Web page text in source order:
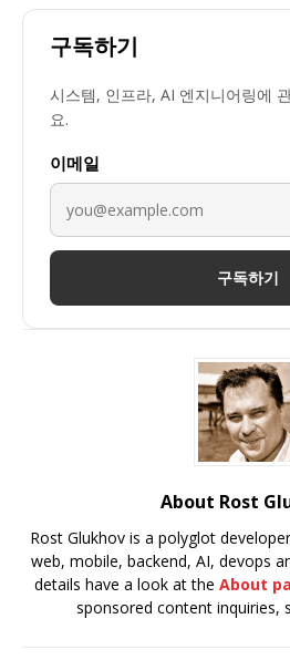
구독하기
시스템, 인프라, AI 엔지니어링에
요.
이메일
구독하기
About Rost
Rost Glukhov is a polyglot
web, mobile, backend, AI, devops
details have a look at the About
sponsored content inquiries,